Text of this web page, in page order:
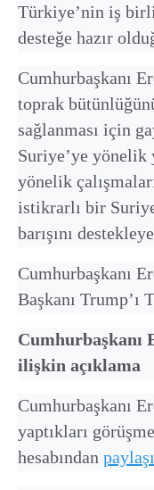
Türkiye’nin iş
desteğe hazır
Cumhurbaşkanı
toprak
sağlanması için
Suriye’ye yönelik
yönelik
istikrarlı bir
barışını
Cumhurbaşkanı
Başkanı Trump’ı
Cumhurbaşkanı
ilişkin açıklama
Cumhurbaşkanı
yaptıkları
hesabından